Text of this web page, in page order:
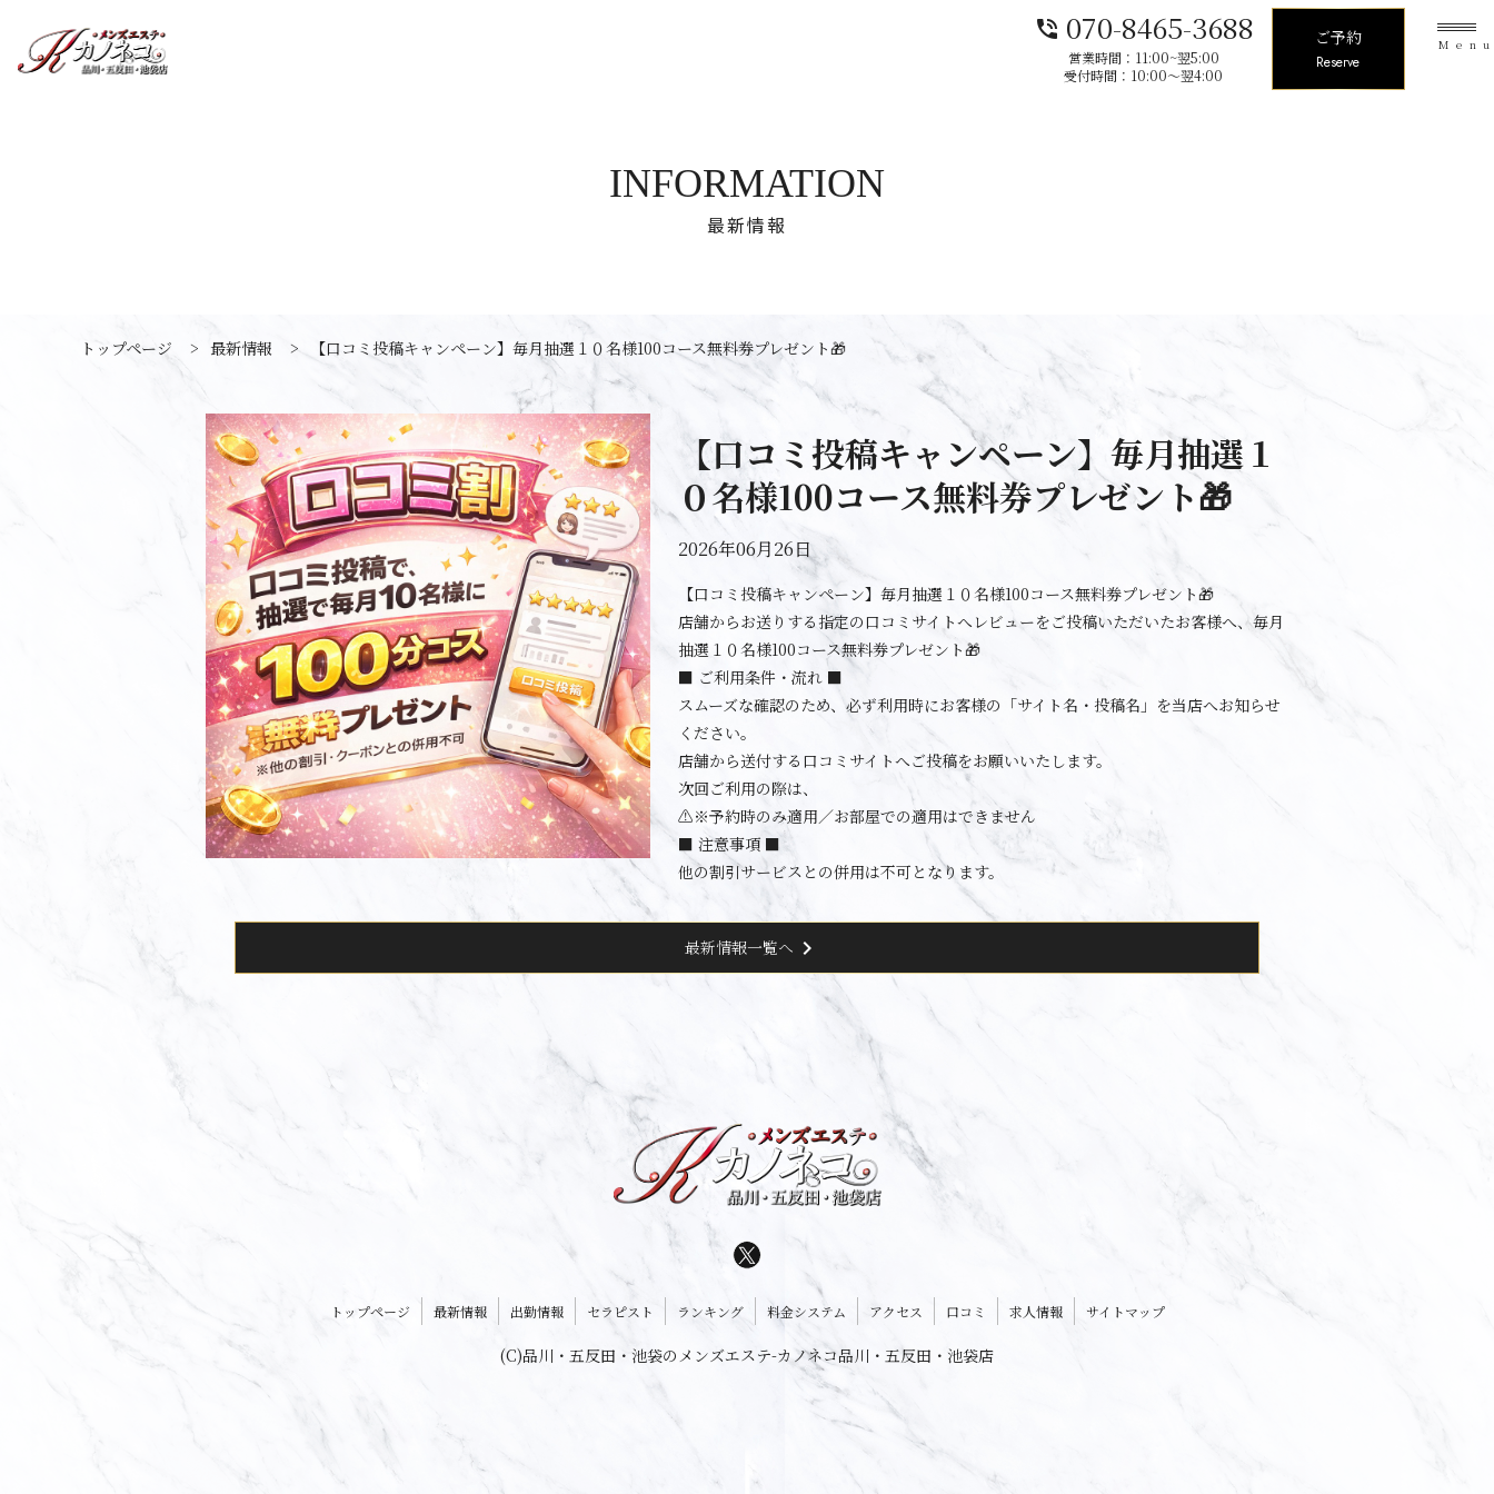
phone_in_talk 070-8465-3688
営業時間：11:00~翌5:00
受付時間：10:00〜翌4:00
ご予約
Reserve
最新情報
INFORMATION
トップページ > 最新情報 > 【口コミ投稿キャンペーン】毎月抽選１０名様100コース無料券プレゼント🎁
【口コミ投稿キャンペーン】毎月抽選１
０名様100コース無料券プレゼント🎁
2026年06月26日
【口コミ投稿キャンペーン】毎月抽選１０名様100コース無料券プレゼント🎁
店舗からお送りする指定の口コミサイトへレビューをご投稿いただいたお客様へ、毎月
抽選１０名様100コース無料券プレゼント🎁
■ ご利用条件・流れ ■
スムーズな確認のため、必ず利用時にお客様の「サイト名・投稿名」を当店へお知らせ
ください。
店舗から送付する口コミサイトへご投稿をお願いいたします。
次回ご利用の際は、
⚠️※予約時のみ適用／お部屋での適用はできません
■ 注意事項 ■
他の割引サービスとの併用は不可となります。
最新情報一覧へ chevron_right
トップページ 最新情報 出勤情報 セラピスト ランキング 料金システム アクセス 口コミ 求人情報 サイトマップ
(C)品川・五反田・池袋のメンズエステ-カノネコ品川・五反田・池袋店